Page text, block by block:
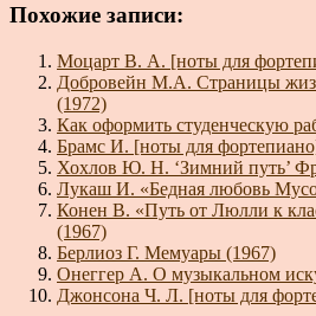
Похожие записи:
Моцарт В. А. [ноты для
Добровейн М.А. Страницы
(1972)
Как оформить студенческую
Брамс И. [ноты для
Хохлов Ю. Н. ‘Зимний путь’
Лукаш И. «Бедная любовь
Конен В. «Путь от Люлли к
(1967)
Берлиоз Г. Мемуары (1967)
Онеггер А. О музыкальном
Джонсона Ч. Л. [ноты для